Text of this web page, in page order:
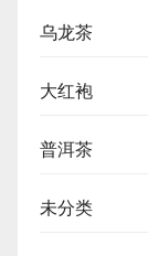
乌龙茶
大红袍
普洱茶
未分类